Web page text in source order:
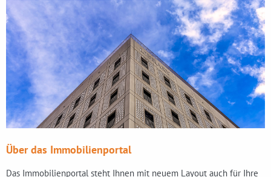
Über das Immobilienportal
Das Immobilienportal steht Ihnen mit neuem Layout auch für Ihre